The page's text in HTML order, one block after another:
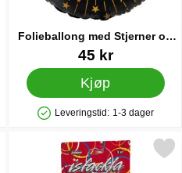
Folieballong med Stjerner og
Tallet 70
Varenummer 89453
45 kr
Kjøp
Produkttilgjengelighet: På lager
Leveringstid: 1-3 dager
som favoritt Merk isfakler